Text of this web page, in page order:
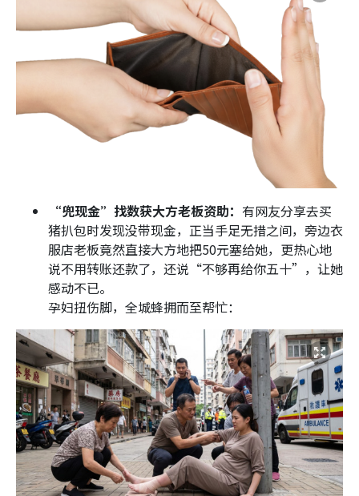
“兜现金”找数获大方老板资助： 有网友分享去买
猪扒包时发现没带现金，正当手足无措之间，旁边衣
服店老板竟然直接大方地把50元塞给她，更热心地
说不用转账还款了，还说“不够再给你五十”，让她
感动不已。
孕妇扭伤脚，全城蜂拥而至帮忙：